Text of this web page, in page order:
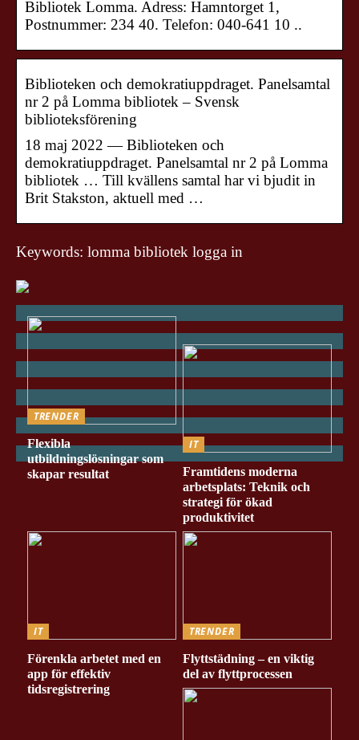
Bibliotek Lomma. Adress: Hamntorget 1,
Postnummer: 234 40. Telefon: 040-641 10 ..
Biblioteken och demokratiuppdraget. Panelsamtal
nr 2 på Lomma bibliotek – Svensk
biblioteksförening
18 maj 2022 — Biblioteken och
demokratiuppdraget. Panelsamtal nr 2 på Lomma
bibliotek … Till kvällens samtal har vi bjudit in
Brit Stakston, aktuell med …
Keywords: lomma bibliotek logga in
TRENDER
Flexibla
utbildningslösningar som
skapar resultat
IT
Framtidens moderna
arbetsplats: Teknik och
strategi för ökad
produktivitet
IT
Förenkla arbetet med en
app för effektiv
tidsregistrering
TRENDER
Flyttstädning – en viktig
del av flyttprocessen